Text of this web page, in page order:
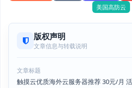
美国高防云
版权声明
文章信息与转载说明
文章标题
触摸云优质海外云服务器推荐 30元/月